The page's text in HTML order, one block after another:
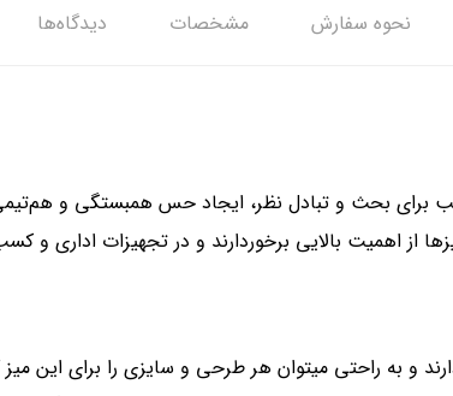
نحوه سفارش مشخصات دیدگاه‌ها
برای بحث و تبادل نظر، ایجاد حس همبستگی و
از اهمیت بالایی برخوردارند و در تجهیزات اداری و
و به راحتی میتوان هر طرحی و سایزی را برای این میز